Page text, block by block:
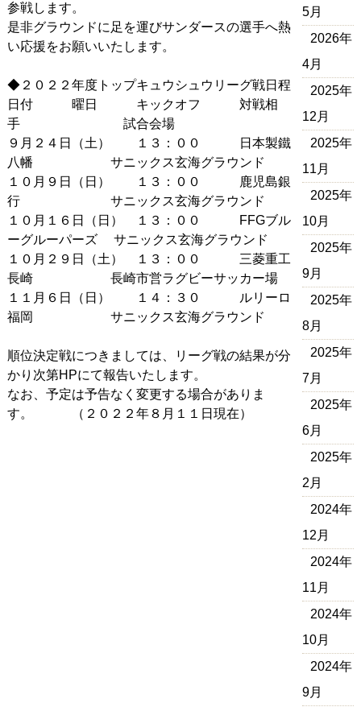
参戦します。
是非グラウンドに足を運びサンダースの選手へ熱
い応援をお願いいたします。
◆２０２２年度トップキュウシュウリーグ戦日程
日付 曜日 キックオフ 対戦相
手 試合会場
９月２４日（土） １３：００ 日本製鐵
八幡 サニックス玄海グラウンド
１０月９日（日） １３：００ 鹿児島銀
行 サニックス玄海グラウンド
１０月１６日（日） １３：００ FFGブル
ーグルーパーズ サニックス玄海グラウンド
１０月２９日（土） １３：００ 三菱重工
長崎 長崎市営ラグビーサッカー場
１１月６日（日） １４：３０ ルリーロ
福岡 サニックス玄海グラウンド
順位決定戦につきましては、リーグ戦の結果が分
かり次第HPにて報告いたします。
なお、予定は予告なく変更する場合がありま
す。 （２０２２年８月１１日現在）
5月
2026年
4月
2025年
12月
2025年
11月
2025年
10月
2025年
9月
2025年
8月
2025年
7月
2025年
6月
2025年
2月
2024年
12月
2024年
11月
2024年
10月
2024年
9月